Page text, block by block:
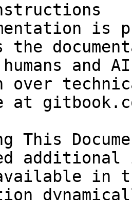
is
the
and
over
at
This
in